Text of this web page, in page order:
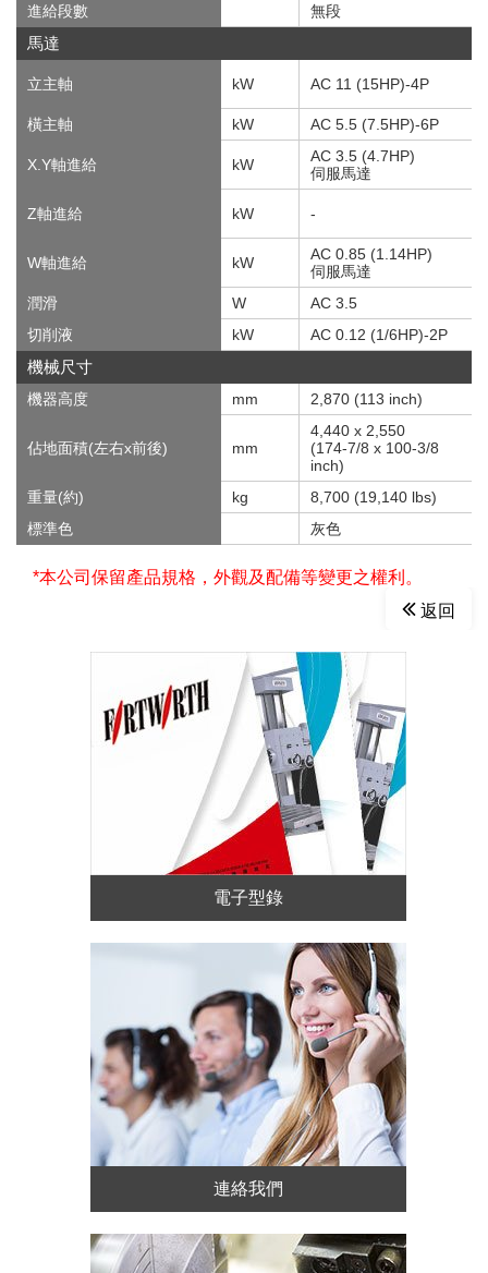
進給段數
無段
馬達
立主軸 kW AC 11 (15HP)-4P
橫主軸 kW AC 5.5 (7.5HP)-6P
X.Y軸進給 kW
AC 3.5 (4.7HP)
伺服馬達
Z軸進給 kW -
W軸進給 kW
AC 0.85 (1.14HP)
伺服馬達
潤滑
W AC 3.5
切削液
kW AC 0.12 (1/6HP)-2P
機械尺寸
機器高度 mm 2,870 (113 inch)
佔地面積(左右x前後) mm
4,440 x 2,550
(174-7/8 x 100-3/8
inch)
重量(約) kg 8,700 (19,140 lbs)
標準色
灰色
*本公司保留產品規格，外觀及配備等變更之權利。
返回
電子型錄
連絡我們